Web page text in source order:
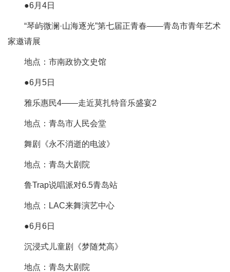
●6月4日
“琴屿微澜·山海逐光”第七届正青春——青岛市青年艺术
家邀请展
地点：市南政协文史馆
●6月5日
雅乐惠民4——走近莫扎特音乐盛宴2
地点：青岛市人民会堂
舞剧《永不消逝的电波》
地点：青岛大剧院
鲁Trap说唱派对6.5青岛站
地点：LAC来舞演艺中心
●6月6日
沉浸式儿童剧《梦随梵高》
地点：青岛大剧院